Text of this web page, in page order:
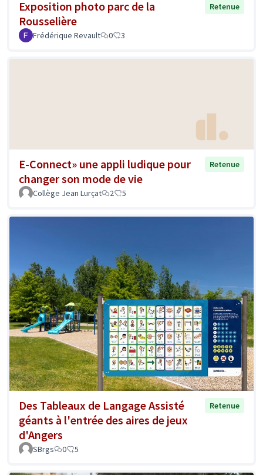
Exposition photo parc de la
Rousselière
Retenue
Frédérique Revault 0 3
E-Connect» une appli ludique pour
changer son mode de vie
Retenue
Collège Jean Lurçat 2 5
Des Tableaux de Langage Assisté
géants à l'entrée des aires de jeux
d'Angers
Retenue
SBrgs 0 5